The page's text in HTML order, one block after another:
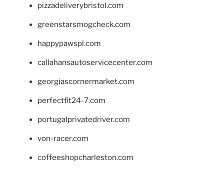
pizzadeliverybristol.com
greenstarsmogcheck.com
happypawspl.com
callahansautoservicecenter.com
georgiascornermarket.com
perfectfit24-7.com
portugalprivatedriver.com
von-racer.com
coffeeshopcharleston.com